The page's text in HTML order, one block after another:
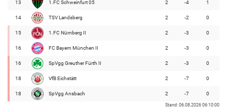
13 1.FC Schweinfurt 05 2 -4 1
14 TSV Landsberg 2 -2 0
15 1.FC Nürnberg II 2 -3 0
16 FC Bayern München II 2 -3 0
16 SpVgg Greuther Fürth II 2 -3 0
18 VfB Eichstätt 2 -7 0
18 SpVgg Ansbach 2 -7 0
Stand: 06.08.2026 06:10:00